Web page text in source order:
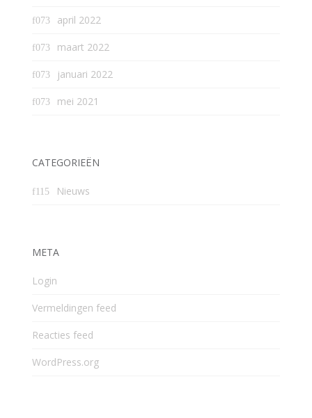
april 2022
maart 2022
januari 2022
mei 2021
CATEGORIEËN
Nieuws
META
Login
Vermeldingen feed
Reacties feed
WordPress.org